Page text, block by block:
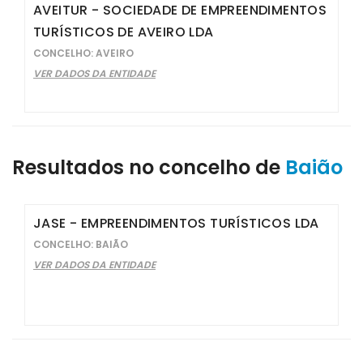
AVEITUR - SOCIEDADE DE EMPREENDIMENTOS
TURÍSTICOS DE AVEIRO LDA
CONCELHO: AVEIRO
VER DADOS DA ENTIDADE
Resultados no concelho de Baião
JASE - EMPREENDIMENTOS TURÍSTICOS LDA
CONCELHO: BAIÃO
VER DADOS DA ENTIDADE